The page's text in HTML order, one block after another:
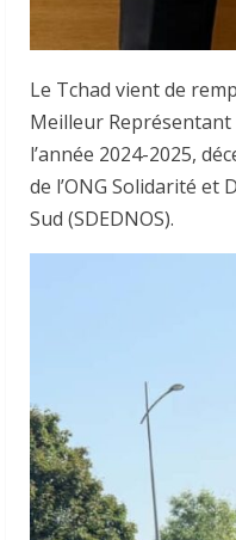
Le Tchad vient de
Meilleur
l’année 2024-2025,
de l’ONG Solidarité
Sud (SDEDNOS).